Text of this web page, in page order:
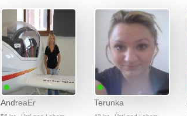
AndreaEr Terunka